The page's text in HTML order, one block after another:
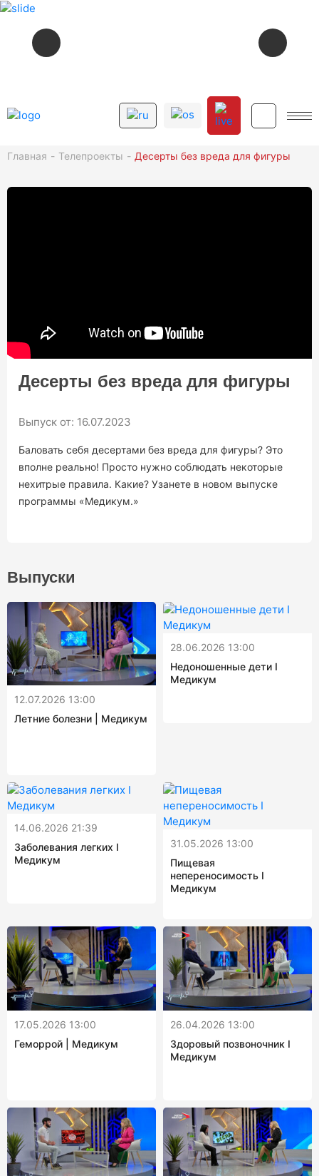
ДÆ РАЙСОМ ХОРЗ, ИРЫСТОН! 12+
09:00 УТРО. НОВОСТИ 12+
ТВ ПРОГРАММА
Главная Телепроекты Десерты без вреда для фигуры
Десерты без вреда для фигуры
Выпуск от: 16.07.2023
Баловать себя десертами без вреда для фигуры? Это
вполне реально! Просто нужно соблюдать некоторые
нехитрые правила. Какие? Узанете в новом выпуске
программы «Медикум.»
Выпуски
12.07.2026 13:00
Летние болезни | Медикум
28.06.2026 13:00
Недоношенные дети I
Медикум
14.06.2026 21:39
Заболевания легких I
Медикум
31.05.2026 13:00
Пищевая
непереносимость I
Медикум
17.05.2026 13:00
Геморрой | Медикум
26.04.2026 13:00
Здоровый позвоночник I
Медикум